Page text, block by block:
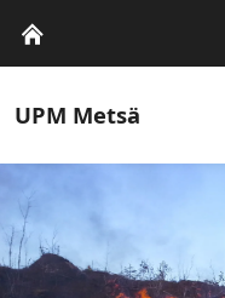
UPM Metsä